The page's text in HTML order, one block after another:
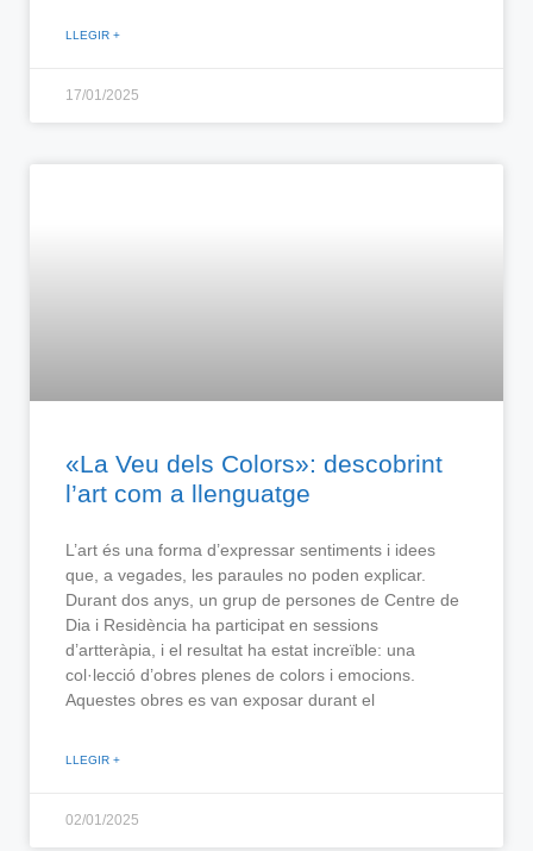
LLEGIR +
17/01/2025
«La Veu dels Colors»: descobrint
l’art com a llenguatge
L’art és una forma d’expressar sentiments i idees
que, a vegades, les paraules no poden explicar.
Durant dos anys, un grup de persones de Centre de
Dia i Residència ha participat en sessions
d’artteràpia, i el resultat ha estat increïble: una
col·lecció d’obres plenes de colors i emocions.
Aquestes obres es van exposar durant el
LLEGIR +
02/01/2025